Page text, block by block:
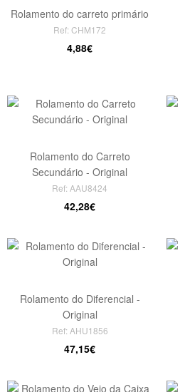
Rolamento do carreto primário
Ref: CHM172
4,88€
Rolamento do Carreto
Secundário - Original
Ref: AAU8424
42,28€
Rolamento do Diferencial -
Original
Ref: AHU1856
47,15€